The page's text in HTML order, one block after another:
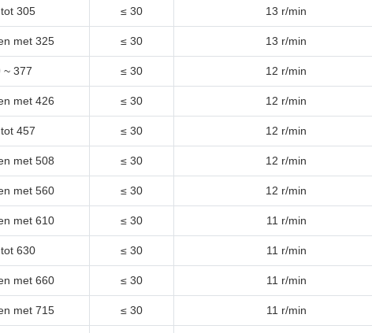
305 ≤ 30 13 r/min
met 325 ≤ 30 13 r/min
~ 377 ≤ 30 12 r/min
met 426 ≤ 30 12 r/min
457 ≤ 30 12 r/min
met 508 ≤ 30 12 r/min
met 560 ≤ 30 12 r/min
met 610 ≤ 30 11 r/min
630 ≤ 30 11 r/min
met 660 ≤ 30 11 r/min
met 715 ≤ 30 11 r/min